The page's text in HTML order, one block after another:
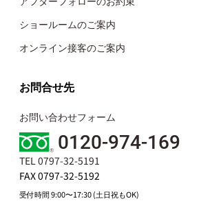
ショールームのご案内
オンライン接客のご案内
お問合せ先
お問い合わせフォーム
0120-974-169
TEL 0797-32-5191
FAX 0797-32-5192
受付時間 9:00〜17:30 (土日祝もOK)